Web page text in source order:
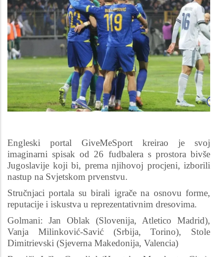
Engleski portal GiveMeSport kreirao je svoj
imaginarni spisak od 26 fudbalera s prostora bivše
Jugoslavije koji bi, prema njihovoj procjeni, izborili
nastup na Svjetskom prvenstvu.
Stručnjaci portala su birali igrače na osnovu forme,
reputacije i iskustva u reprezentativnim dresovima.
Golmani: Jan Oblak (Slovenija, Atletico Madrid),
Vanja Milinković-Savić (Srbija, Torino), Stole
Dimitrievski (Sjeverna Makedonija, Valencia)